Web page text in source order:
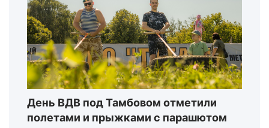
День ВДВ под Тамбовом отметили
полетами и прыжками с парашютом